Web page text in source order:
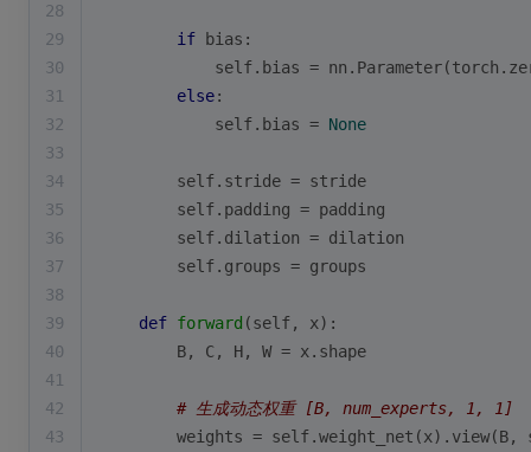
28
29
if bias:
30
self.bias =
31
else:
32
            self.bias =
None
33
34
        self.stride = stride
35
        self.padding = padding
36
        self.dilation = dilation
37
        self.groups = groups
38
39
def forward (self, x):
40
        B, C, H, W = x.shape
41
42
# 生成动态权重 [B, num_experts, 1, 1]
43
weights =